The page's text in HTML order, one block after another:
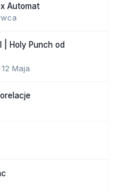
Automat
| Holy Punch od
12 Maja